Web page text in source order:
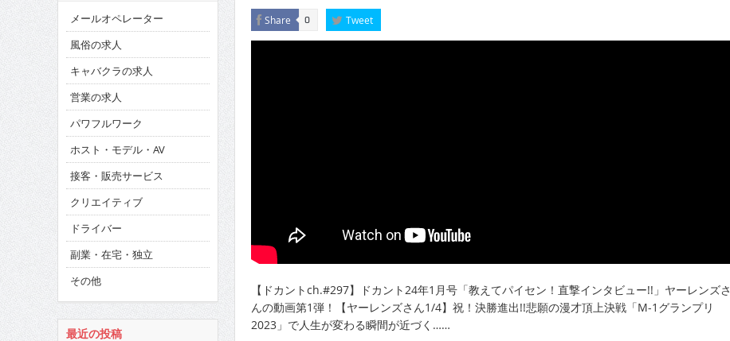
Share 0 Tweet
【ドカントch.#297】ドカント24年1月号「教えてパイセン！直撃インタビュー!!」ヤーレンズさ
んの動画第1弾！【ヤーレンズさん1/4】祝！決勝進出!!悲願の漫才頂上決戦「M-1グランプリ
2023」で人生が変わる瞬間が近づく……
メールオペレーター
風俗の求人
キャバクラの求人
営業の求人
パワフルワーク
ホスト・モデル・AV
接客・販売サービス
クリエイティブ
ドライバー
副業・在宅・独立
その他
最近の投稿